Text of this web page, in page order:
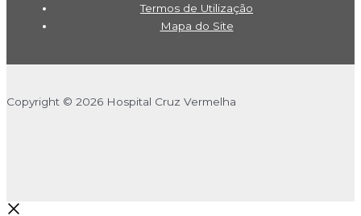
Termos de Utilização
Mapa do Site
Copyright © 2026 Hospital Cruz Vermelha